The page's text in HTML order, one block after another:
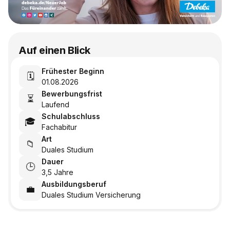
Auf einen Blick
🗓️
Frühester Beginn
01.08.2026
⏳
Bewerbungsfrist
Laufend
🎓
Schulabschluss
Fachabitur
📁
Art
Duales Studium
🕒
Dauer
3,5 Jahre
💼
Ausbildungsberuf
Duales Studium Versicherung